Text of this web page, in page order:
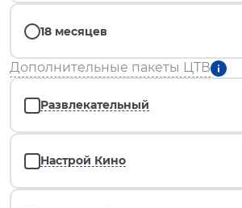
18 месяцев
Дополнительные пакеты ЦТВ
Развлекательный
Настрой Кино